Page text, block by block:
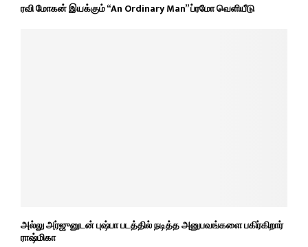
ரவி மோகன் இயக்கும் “An Ordinary Man” ப்ரமோ வெளியீடு
அல்லு அர்ஜுனுடன் புஷ்பா படத்தில் நடித்த அனுபவங்களை பகிர்கிறார்
ராஷ்மிகா